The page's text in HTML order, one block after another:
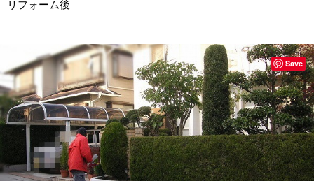
リフォーム後
Save